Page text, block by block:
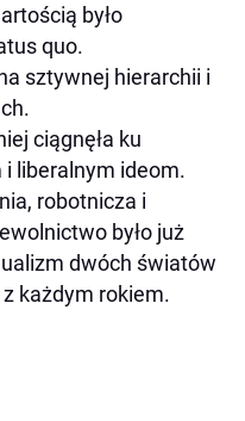
było
quo.
sztywnej hierarchii i
ciągnęła ku
liberalnym ideom.
robotnicza i
było już
dwóch światów
z każdym rokiem.